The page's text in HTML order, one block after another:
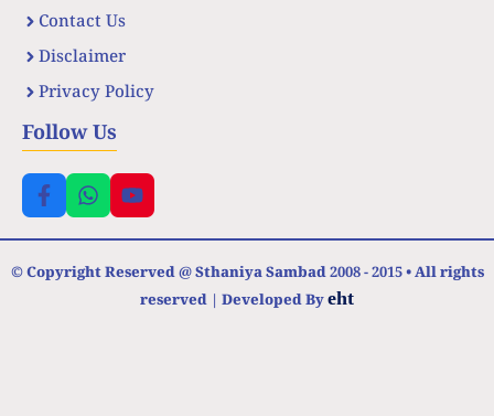
Contact Us
Disclaimer
Privacy Policy
Follow Us
© Copyright Reserved @ Sthaniya Sambad 2008 - 2015 • All rights
reserved | Developed Byeht